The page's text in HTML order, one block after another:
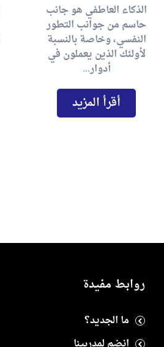
الذكاء العاطفي هو جانب
حاسم من جوانب التطور
النفسي، وخاصة بالنسبة
لأولئك الذين يعملون في
أدوار...
أقرأ المزيد
روابط مفيدة
ما الجديد؟